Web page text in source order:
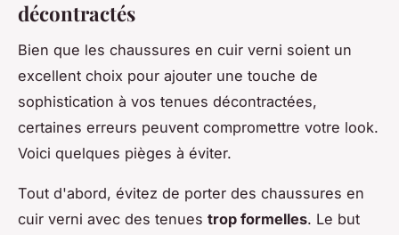
décontractés
Bien que les chaussures en cuir verni soient un
excellent choix pour ajouter une touche de
sophistication à vos tenues décontractées,
certaines erreurs peuvent compromettre votre look.
Voici quelques pièges à éviter.
Tout d'abord, évitez de porter des chaussures en
cuir verni avec des tenues trop formelles. Le but